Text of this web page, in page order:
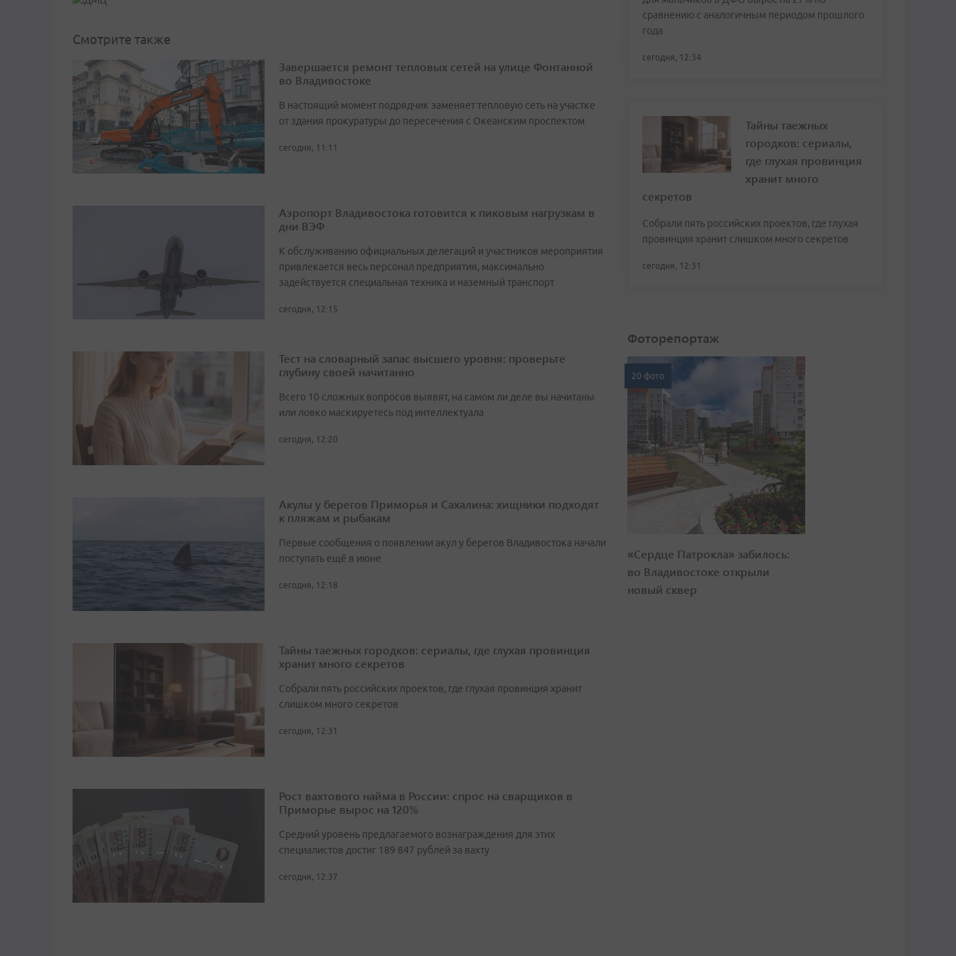
Смотрите также
Завершается ремонт тепловых сетей на улице Фонтанной
во Владивостоке
В настоящий момент подрядчик заменяет тепловую сеть на участке
от здания прокуратуры до пересечения с Океанским проспектом
сегодня, 11:11
Аэропорт Владивостока готовится к пиковым нагрузкам в
дни ВЭФ
К обслуживанию официальных делегаций и участников мероприятия
привлекается весь персонал предприятия, максимально
задействуется специальная техника и наземный транспорт
сегодня, 12:15
Тест на словарный запас высшего уровня: проверьте
глубину своей начитанно
Всего 10 сложных вопросов выявят, на самом ли деле вы начитаны
или ловко маскируетесь под интеллектуала
сегодня, 12:20
Акулы у берегов Приморья и Сахалина: хищники подходят
к пляжам и рыбакам
Первые сообщения о появлении акул у берегов Владивостока начали
поступать ещё в июне
сегодня, 12:18
Тайны таежных городков: сериалы, где глухая провинция
хранит много секретов
Собрали пять российских проектов, где глухая провинция хранит
слишком много секретов
сегодня, 12:31
Рост вахтового найма в России: спрос на сварщиков в
Приморье вырос на 120%
Средний уровень предлагаемого вознаграждения для этих
специалистов достиг 189 847 рублей за вахту
сегодня, 12:37
сравнению с аналогичным периодом прошлого
года
сегодня, 12:34
Тайны таежных
городков: сериалы,
где глухая провинция
хранит много
секретов
Собрали пять российских проектов, где глухая
провинция хранит слишком много секретов
сегодня, 12:31
Фоторепортаж
20 фото
«Сердце Патрокла» забилось:
во Владивостоке открыли
новый сквер